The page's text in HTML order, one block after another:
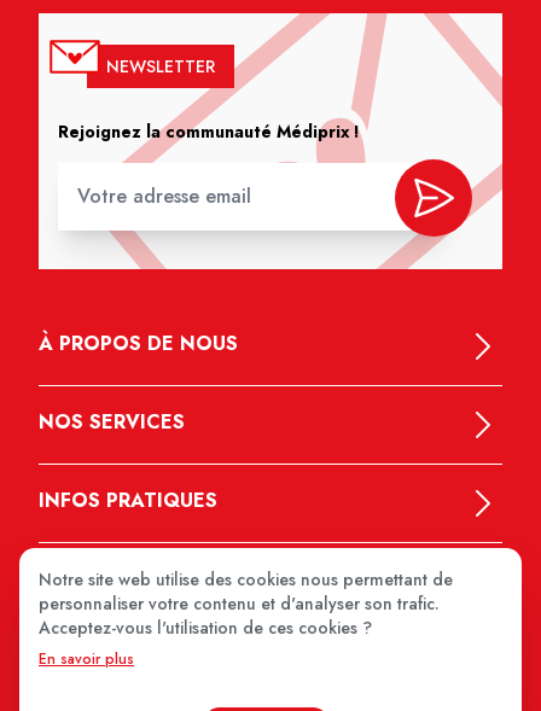
NEWSLETTER
Rejoignez la communauté Médiprix !
À PROPOS DE NOUS
NOS SERVICES
INFOS PRATIQUES
Notre site web utilise des cookies nous permettant de
personnaliser votre contenu et d'analyser son trafic.
Acceptez-vous l'utilisation de ces cookies ?
En savoir plus